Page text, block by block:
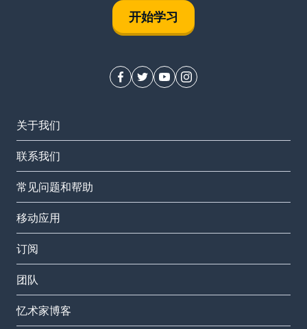
开始学习
关于我们
联系我们
常见问题和帮助
移动应用
订阅
团队
忆术家博客